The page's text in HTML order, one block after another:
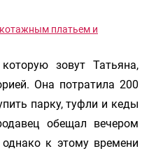
платьем и
зовут Татьяна,
Она потратила 200
парку, туфли и кеды
обещал вечером
к этому времени